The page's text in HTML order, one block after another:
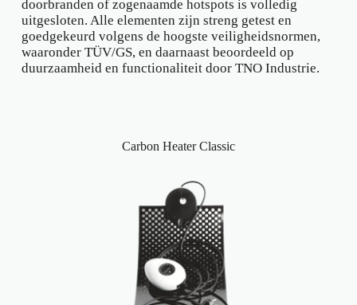
doorbranden of zogenaamde hotspots is volledig
uitgesloten. Alle elementen zijn streng getest en
goedgekeurd volgens de hoogste veiligheidsnormen,
waaronder TÜV/GS, en daarnaast beoordeeld op
duurzaamheid en functionaliteit door TNO Industrie.
Carbon Heater Classic